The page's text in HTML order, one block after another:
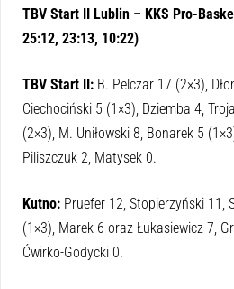
TBV Start II Lublin – KKS Pro-
25:12, 23:13, 10:22)
TBV Start II: B. Pelczar 17 (2×3),
Ciechociński 5 (1×3), Dziemba 4,
(2×3), M. Uniłowski 8, Bonarek 5
Piliszczuk 2, Matysek 0.
Kutno: Pruefer 12, Stopierzyński 11,
(1×3), Marek 6 oraz Łukasiewicz 7,
Ćwirko-Godycki 0.